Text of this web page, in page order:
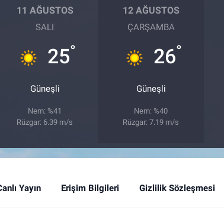
11 AĞUSTOS
SALI
25°
Güneşli
Nem: %41
Rüzgar: 6.39 m/s
12 AĞUSTOS
ÇARŞAMBA
26°
Güneşli
Nem: %40
Rüzgar: 7.19 m/s
Yayın Erişim Bilgileri Gizlilik Sözleşmesi